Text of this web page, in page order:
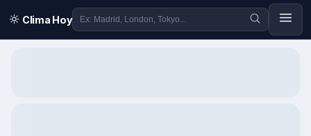
Clima Hoy